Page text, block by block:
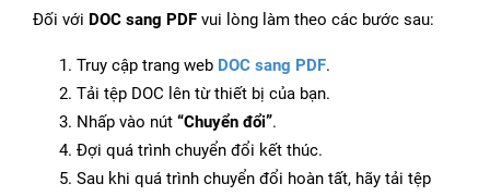
Đối với DOC sang PDF vui lòng làm theo các bước sau:
Truy cập trang web DOC sang PDF.
Tải tệp DOC lên từ thiết bị của bạn.
Nhấp vào nút “Chuyển đổi”.
Đợi quá trình chuyển đổi kết thúc.
Sau khi quá trình chuyển đổi hoàn tất, hãy tải tệp